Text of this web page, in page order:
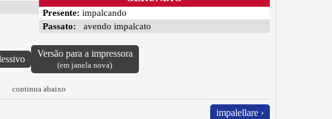
Presente: impalcando
Passato: avendo impalcato
Versão para a impressora
(em janela nova)
continua abaixo
impalellare ›